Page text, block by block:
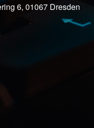
6, 01067 Dresden